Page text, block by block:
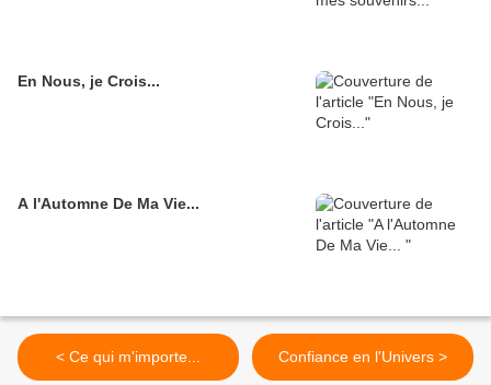
En Nous, je Crois...
A l'Automne De Ma Vie...
< Ce qui m'importe... Confiance en l'Univers >